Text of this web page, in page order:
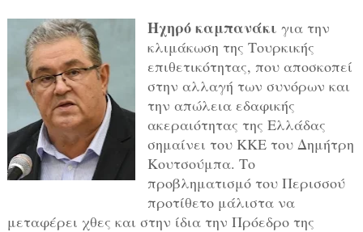
Ηχηρό καμπανάκι για την
κλιμάκωση της Τουρκικής
επιθετικότητας, που αποσκοπεί
στην αλλαγή των συνόρων και
την απώλεια εδαφικής
ακεραιότητας της Ελλάδας
σημαίνει του ΚΚΕ του Δημήτρη
Κουτσούμπα. Το
προβληματισμό του Περισσού
προτίθετο μάλιστα να
μεταφέρει χθες και στην ίδια την Πρόεδρο της